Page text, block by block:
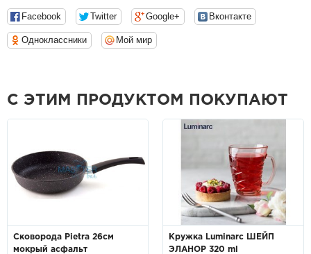
Facebook Twitter Google+ Вконтакте
Одноклассники Мой мир
С ЭТИМ ПРОДУКТОМ ПОКУПАЮТ
Сковорода Pietra 26см
мокрый асфальт
Кружка Luminarc ШЕЙП
ЭЛАНОР 320 ml